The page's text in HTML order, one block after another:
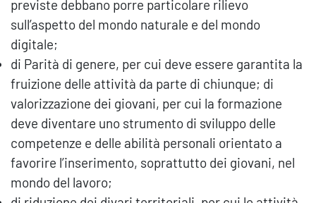
previste debbano porre particolare rilievo
sull’aspetto del mondo naturale e del mondo
digitale;
di Parità di genere, per cui deve essere garantita la
fruizione delle attività da parte di chiunque; di
valorizzazione dei giovani, per cui la formazione
deve diventare uno strumento di sviluppo delle
competenze e delle abilità personali orientato a
favorire l’inserimento, soprattutto dei giovani, nel
mondo del lavoro;